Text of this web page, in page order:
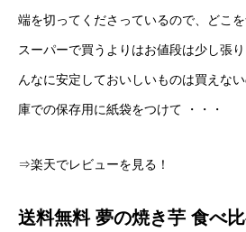
端を切ってくださっているので、どこ
スーパーで買うよりはお値段は少し張
んなに安定しておいしいものは買えな
庫での保存用に紙袋をつけて ・・・
⇒楽天でレビューを見る！
送料無料 夢の焼き芋 食べ